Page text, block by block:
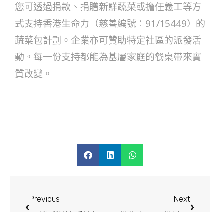
您可透過捐款、捐贈新鮮蔬菜或擔任義工等方
式支持香港生命力（慈善編號：91/15449）的
蔬菜包計劃。企業亦可贊助特定社區的派發活
動。每一份支持都能為基層家庭的餐桌帶來實
質改變。
Previous Next